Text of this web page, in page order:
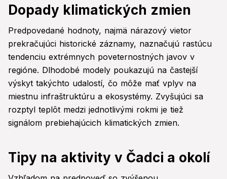
Dopady klimatických zmien
Predpovedané hodnoty, najmä nárazový vietor
prekračujúci historické záznamy, naznačujú rastúcu
tendenciu extrémnych poveternostných javov v
regióne. Dlhodobé modely poukazujú na častejší
výskyt takýchto udalostí, čo môže mať vplyv na
miestnu infraštruktúru a ekosystémy. Zvyšujúci sa
rozptyl teplôt medzi jednotlivými rokmi je tiež
signálom prebiehajúcich klimatických zmien.
Tipy na aktivity v Čadci a okolí